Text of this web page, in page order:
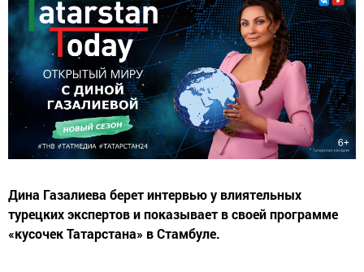
Дина Газалиева берет интервью у влиятельных
турецких экспертов и показывает в своей программе
«кусочек Татарстана» в Стамбуле.